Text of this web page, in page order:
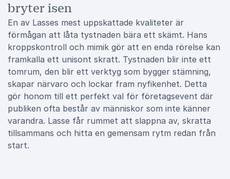
bryter isen
En av Lasses mest uppskattade kvaliteter är
förmågan att låta tystnaden bära ett skämt. Hans
kroppskontroll och mimik gör att en enda rörelse kan
framkalla ett unisont skratt. Tystnaden blir inte ett
tomrum, den blir ett verktyg som bygger stämning,
skapar närvaro och lockar fram nyfikenhet. Detta
gör honom till ett perfekt val för företagsevent där
publiken ofta består av människor som inte känner
varandra. Lasse får rummet att slappna av, skratta
tillsammans och hitta en gemensam rytm redan från
start.